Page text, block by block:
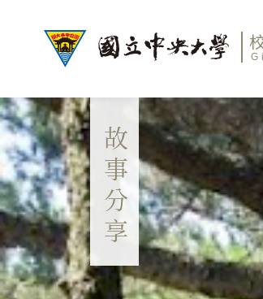
故事分享